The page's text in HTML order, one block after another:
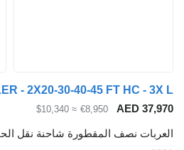
AED
€8,950
≈ $10,340
نصف المقطورة شاحنة نقل الحاويات